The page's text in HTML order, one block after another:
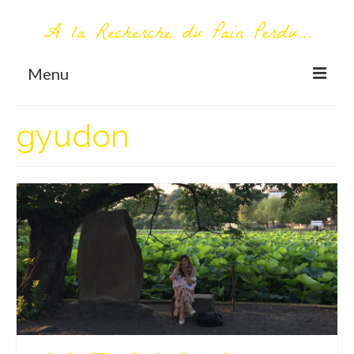
A la Recherche du Pain Perdu...
Menu
Première visite – A propos
Me contacter
AUTOUR DU MONDE
AFRIQUE
La Réunion
AMERIQUE DU SUD
gyudon